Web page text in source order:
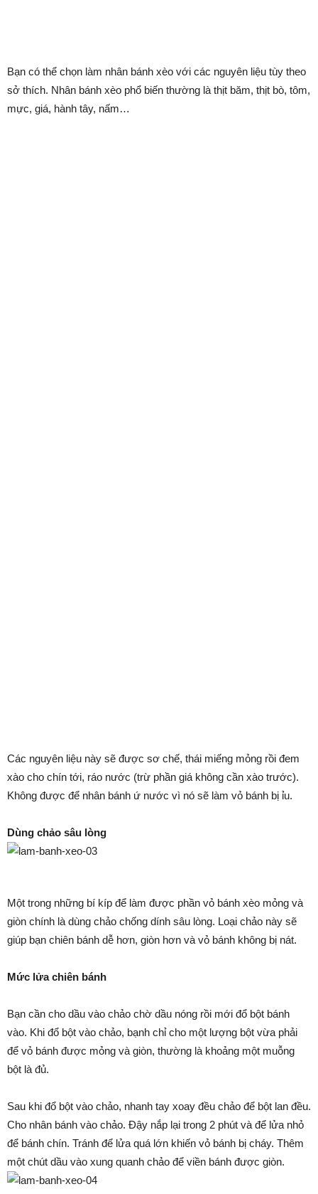
Bạn có thể chọn làm nhân bánh xèo với các nguyên liệu tùy theo
sở thích. Nhân bánh xèo phổ biến thường là thịt băm, thịt bò, tôm,
mực, giá, hành tây, nấm…
Các nguyên liệu này sẽ được sơ chế, thái miếng mỏng rồi đem
xào cho chín tới, ráo nước (trừ phần giá không cần xào trước).
Không được để nhân bánh ứ nước vì nó sẽ làm vỏ bánh bị ỉu.
Dùng chảo sâu lòng
Một trong những bí kíp để làm được phần vỏ bánh xèo mỏng và
giòn chính là dùng chảo chống dính sâu lòng. Loại chảo này sẽ
giúp bạn chiên bánh dễ hơn, giòn hơn và vỏ bánh không bị nát.
Mức lửa chiên bánh
Bạn cần cho dầu vào chảo chờ dầu nóng rồi mới đổ bột bánh
vào. Khi đổ bột vào chảo, bạnh chỉ cho một lượng bột vừa phải
để vỏ bánh được mỏng và giòn, thường là khoảng một muỗng
bột là đủ.
Sau khi đổ bột vào chảo, nhanh tay xoay đều chảo để bột lan đều.
Cho nhân bánh vào chảo. Đậy nắp lại trong 2 phút và để lửa nhỏ
để bánh chín. Tránh để lửa quá lớn khiến vỏ bánh bị cháy. Thêm
một chút dầu vào xung quanh chảo để viền bánh được giòn.